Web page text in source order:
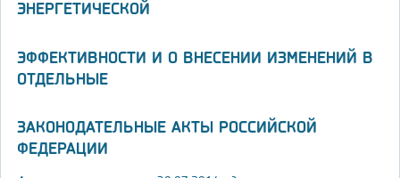
ЭНЕРГЕТИЧЕСКОЙ
ЭФФЕКТИВНОСТИ И О ВНЕСЕНИИ ИЗМЕНЕНИЙ В
ОТДЕЛЬНЫЕ
ЗАКОНОДАТЕЛЬНЫЕ АКТЫ РОССИЙСКОЙ
ФЕДЕРАЦИИ